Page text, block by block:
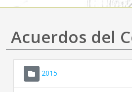
Acuerdos del
2015